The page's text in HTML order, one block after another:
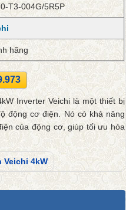
T3-004G/5R5P
hãng
Inverter Veichi là một thiết bị
động cơ điện. Nó có khả năng
của động cơ, giúp tối ưu hóa
Veichi 4kW